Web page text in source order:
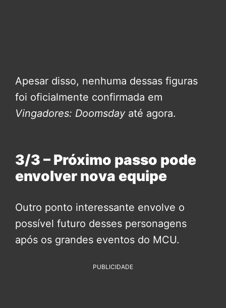
Apesar disso, nenhuma dessas figuras
foi oficialmente confirmada em
Vingadores: Doomsday até agora.
3/3 – Próximo passo pode
envolver nova equipe
Outro ponto interessante envolve o
possível futuro desses personagens
após os grandes eventos do MCU.
PUBLICIDADE